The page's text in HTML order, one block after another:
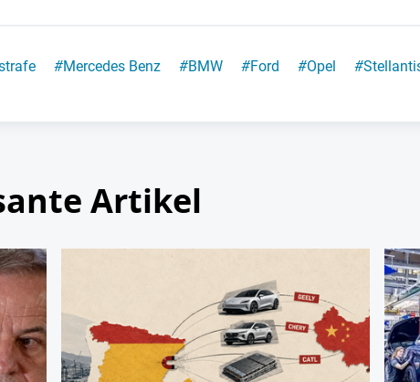
#Mercedes Benz #BMW #Ford #Opel #
Artikel